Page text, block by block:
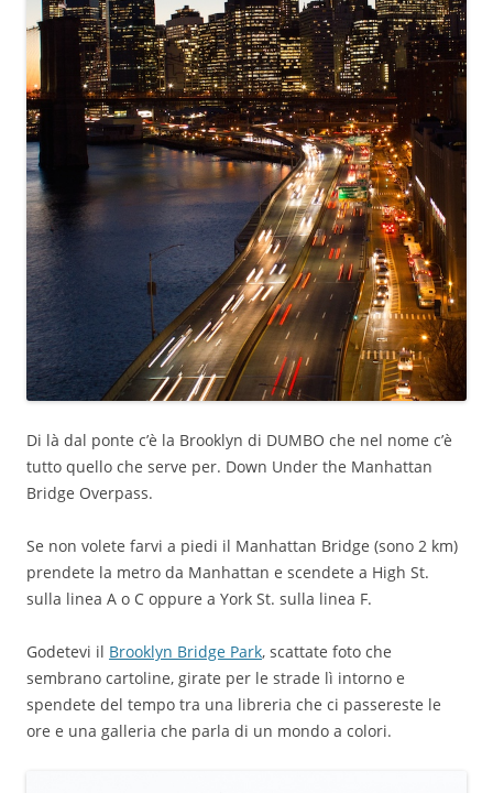
Di là dal ponte c’è la Brooklyn di DUMBO che nel nome c’è
tutto quello che serve per. Down Under the Manhattan
Bridge Overpass.
Se non volete farvi a piedi il Manhattan Bridge (sono 2 km)
prendete la metro da Manhattan e scendete a High St.
sulla linea A o C oppure a York St. sulla linea F.
Godetevi il Brooklyn Bridge Park, scattate foto che
sembrano cartoline, girate per le strade lì intorno e
spendete del tempo tra una libreria che ci passereste le
ore e una galleria che parla di un mondo a colori.